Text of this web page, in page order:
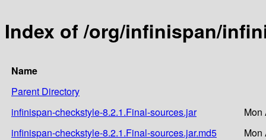
Index of /org/infinispan/
Name
Parent Directory
infinispan-checkstyle-8.2.1.Final-sources.jar
Mon
infinispan-checkstyle-8.2.1.Final-sources.jar.md5
Mon